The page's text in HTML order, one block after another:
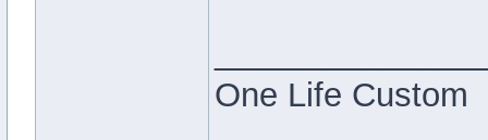
One Life Custom